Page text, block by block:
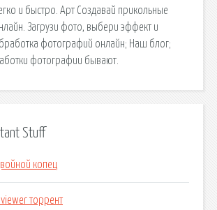
и быстро. Арт Создавай прикольные
Загрузи фото, выбери эффект и
фотографий онлайн; Наш блог;
фотографии бывают.
Stuff
копец
торрент